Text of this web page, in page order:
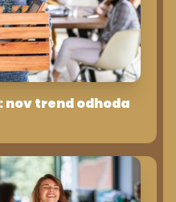
nov trend odhoda